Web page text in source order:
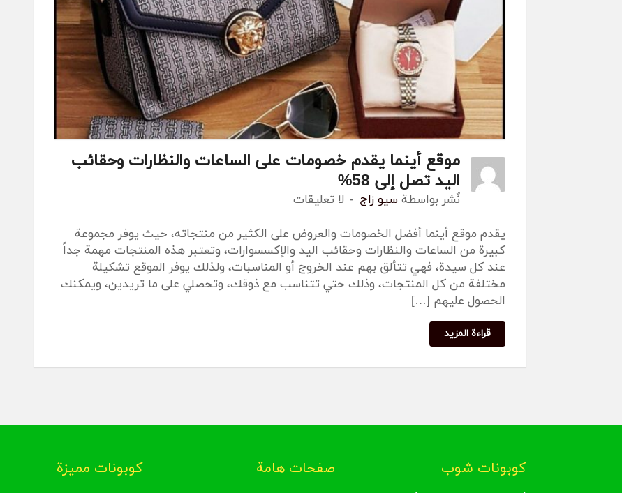
موقع أينما يقدم خصومات على الساعات والنظارات وحقائب
اليد تصل إلى 58%
نٌشر بواسطة سيو زاج لا تعليقات
يقدم موقع أينما أفضل الخصومات والعروض على الكثير من منتجاته، حيث يوفر مجموعة
كبيرة من الساعات والنظارات وحقائب اليد والإكسسوارات، وتعتبر هذه المنتجات مهمة جداً
عند كل سيدة، فهي تتألق بهم عند الخروج أو المناسبات، ولذلك يوفر الموقع تشكيلة
مختلفة من كل المنتجات، وذلك حتي تتناسب مع ذوقك، وتحصلي على ما تريدين، ويمكنك
الحصول عليهم […]
قراءة المزيد
كوبونات شوب صفحات هامة
كوبونات مميزة